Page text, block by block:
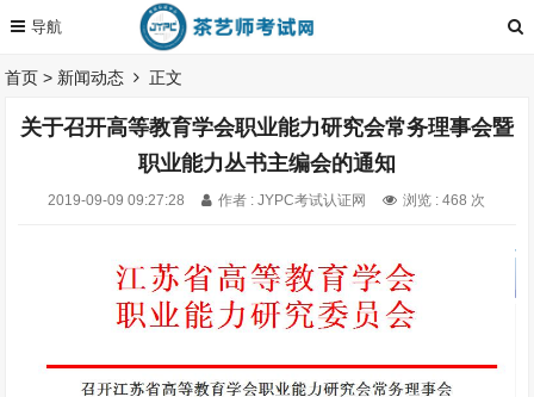
首页 > 新闻动态 正文
关于召开高等教育学会职业能力研究会常务理事会暨
职业能力丛书主编会的通知
2019-09-09 09:27:28 作者 : JYPC考试认证网 浏览 : 468 次